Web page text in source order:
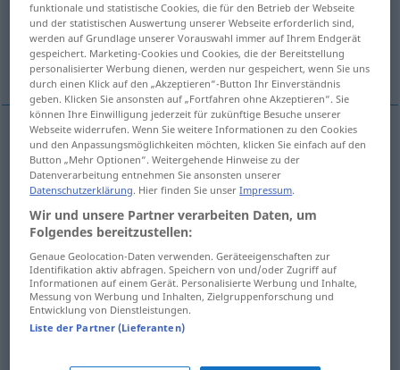
(Für mehr Details die Übersetzung anklicken/antippen)
brouillon plan, idée, programme
brouillonm Konzept(≈ Rohfassung)
planm Konzept (≈ Plan)
idéef Konzept
programmem Konzept
funktionale und statistische Cookies, die für den Betrieb der Webseite
und der statistischen Auswertung unserer Webseite erforderlich sind,
werden auf Grundlage unserer Vorauswahl immer auf Ihrem Endgerät
gespeichert. Marketing-Cookies und Cookies, die der Bereitstellung
personalisierter Werbung dienen, werden nur gespeichert, wenn Sie uns
durch einen Klick auf den „Akzeptieren“-Button Ihr Einverständnis
geben. Klicken Sie ansonsten auf „Fortfahren ohne Akzeptieren“. Sie
können Ihre Einwilligung jederzeit für zukünftige Besuche unserer
Webseite widerrufen. Wenn Sie weitere Informationen zu den Cookies
und den Anpassungsmöglichkeiten möchten, klicken Sie einfach auf den
Button „Mehr Optionen“. Weitergehende Hinweise zu der
Datenverarbeitung entnehmen Sie ansonsten unserer
Datenschutzerklärung. Hier finden Sie unserImpressum.
Wir und unsere Partner verarbeiten Daten, um
Folgendes bereitzustellen:
Genaue Geolocation-Daten verwenden. Geräteeigenschaften zur
Identifikation aktiv abfragen. Speichern von und/oder Zugriff auf
Informationen auf einem Gerät. Personalisierte Werbung und Inhalte,
Messung von Werbung und Inhalten, Zielgruppenforschung und
Entwicklung von Dienstleistungen.
Liste der Partner (Lieferanten)